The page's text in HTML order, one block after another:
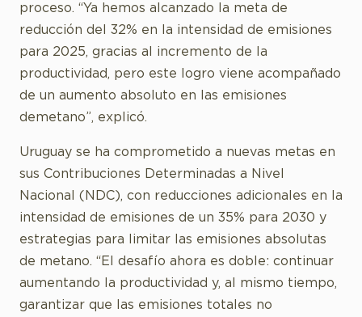
proceso. “Ya hemos alcanzado la meta de
reducción del 32% en la intensidad de emisiones
para 2025, gracias al incremento de la
productividad, pero este logro viene acompañado
de un aumento absoluto en las emisiones
demetano”, explicó.
Uruguay se ha comprometido a nuevas metas en
sus Contribuciones Determinadas a Nivel
Nacional (NDC), con reducciones adicionales en la
intensidad de emisiones de un 35% para 2030 y
estrategias para limitar las emisiones absolutas
de metano. “El desafío ahora es doble: continuar
aumentando la productividad y, al mismo tiempo,
garantizar que las emisiones totales no